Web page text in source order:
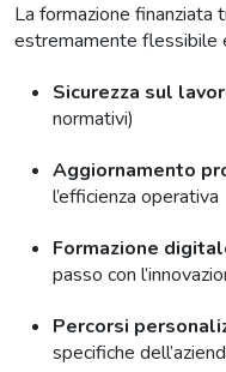
La formazione finanziata
estremamente flessibile
Sicurezza sul
normativi)
Aggiornamento
l’efficienza operativa
Formazione
passo con
Percorsi
specifiche